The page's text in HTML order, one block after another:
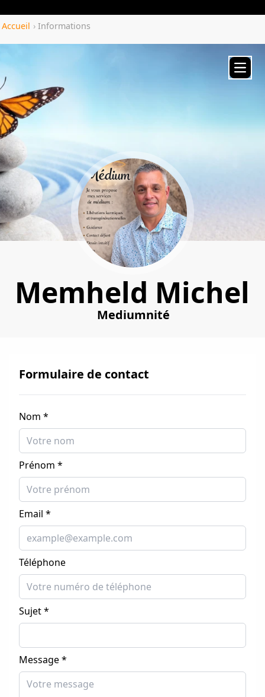
Accueil › Informations
Memheld Michel
Mediumnité
Formulaire de contact
Nom *
Prénom *
Email *
Téléphone
Sujet *
Message *